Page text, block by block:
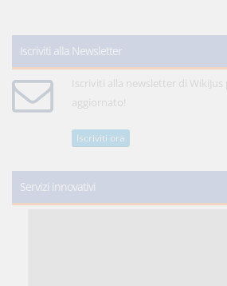
Iscriviti alla Newsletter
Iscriviti alla newsletter di
aggiornato!
Iscriviti ora
Servizi innovativi